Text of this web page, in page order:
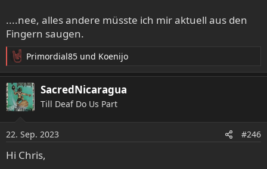
....nee, alles andere müsste ich mir aktuell aus den
Fingern saugen.
R
e
a
k
t
o
n
e
n
Primordial85 und Koenijo
SacredNicaragua
Till Deaf Do Us Part
22. Sep. 2023 #246
Hi Chris,